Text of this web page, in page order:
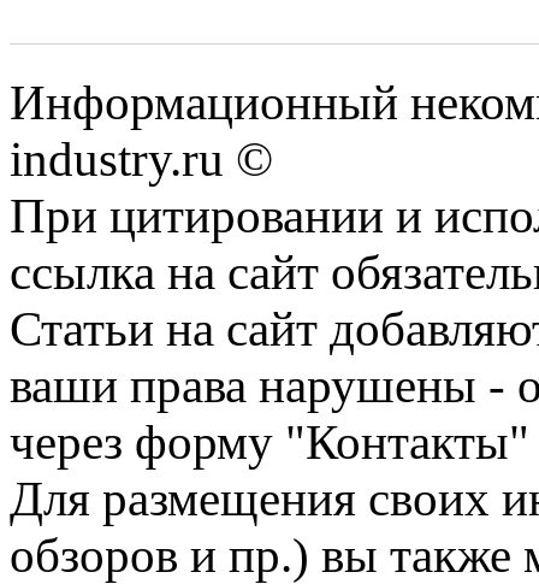
Информационный
industry.ru ©
При цитировании и
ссылка на сайт
Статьи на сайт
ваши права нарушены -
через форму "Контакты"
Для размещения своих
обзоров и пр.) вы также